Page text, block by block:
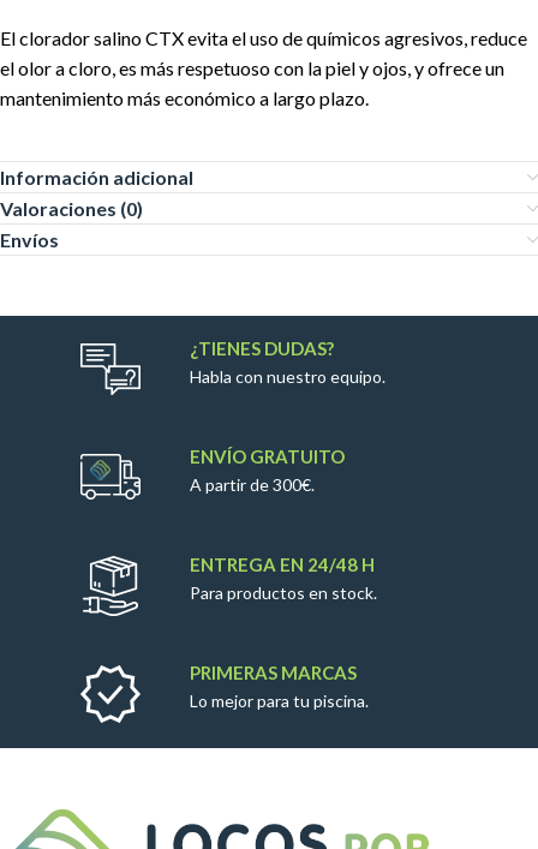
El clorador salino CTX evita el uso de químicos agresivos, reduce
el olor a cloro, es más respetuoso con la piel y ojos, y ofrece un
mantenimiento más económico a largo plazo.
Información adicional
Valoraciones (0)
Envíos
¿TIENES DUDAS?
Habla con nuestro equipo.
ENVÍO GRATUITO
A partir de 300€.
ENTREGA EN 24/48 H
Para productos en stock.
PRIMERAS MARCAS
Lo mejor para tu piscina.